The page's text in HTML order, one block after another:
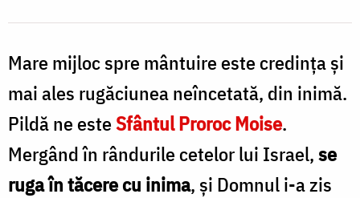
nevăzut
/
Foto:
Ștefan
Cojocariu
Mare mijloc spre mântuire este credința și
mai ales rugăciunea neîncetată, din inimă.
Pildă ne esteSfântul Proroc Moise.
Mergând în rândurile cetelor lui Israel,se
ruga în tăcere cu inima, și Domnul i-a zis